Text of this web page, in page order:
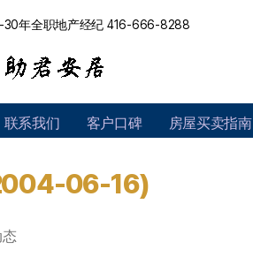
30年全职地产经纪 416-666-8288
联系我们 客户口碑 房屋买卖指南
06-16)